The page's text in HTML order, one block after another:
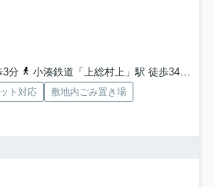
3分
小湊鉄道「上総村上」駅 徒歩34分
ト対応
敷地内ごみ置き場